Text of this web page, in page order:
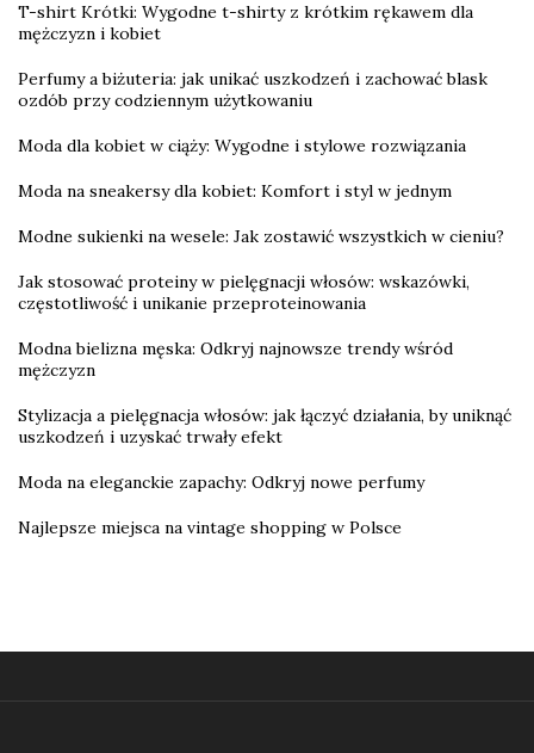
T-shirt Krótki: Wygodne t-shirty z krótkim rękawem dla
mężczyzn i kobiet
Perfumy a biżuteria: jak unikać uszkodzeń i zachować blask
ozdób przy codziennym użytkowaniu
Moda dla kobiet w ciąży: Wygodne i stylowe rozwiązania
Moda na sneakersy dla kobiet: Komfort i styl w jednym
Modne sukienki na wesele: Jak zostawić wszystkich w cieniu?
Jak stosować proteiny w pielęgnacji włosów: wskazówki,
częstotliwość i unikanie przeproteinowania
Modna bielizna męska: Odkryj najnowsze trendy wśród
mężczyzn
Stylizacja a pielęgnacja włosów: jak łączyć działania, by uniknąć
uszkodzeń i uzyskać trwały efekt
Moda na eleganckie zapachy: Odkryj nowe perfumy
Najlepsze miejsca na vintage shopping w Polsce